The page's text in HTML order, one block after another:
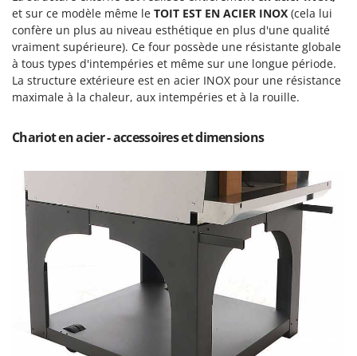
River Systems
Robomow
Rossofuoco
Rover Pompe
Ryobi
Santos
Sbaraglia
Schnitzer
Seven Italy
Shark
Silky
Simatech
et sur ce modèle même le TOIT EST EN ACIER INOX (cela lui
confère un plus au niveau esthétique en plus d'une qualité
vraiment supérieure). Ce four possède une résistante globale
à tous types d'intempéries et même sur une longue période.
La structure extérieure est en acier INOX pour une résistance
maximale à la chaleur, aux intempéries et à la rouille.
Chariot en acier - accessoires et dimensions